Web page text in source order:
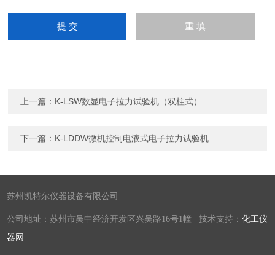
上一篇： K-LSW数显电子拉力试验机（双柱式）
下一篇： K-LDDW微机控制电液式电子拉力试验机
苏州凯特尔仪器设备有限公司
公司地址：苏州市吴中经济开发区兴吴路16号1幢 技术支持：化工仪
器网